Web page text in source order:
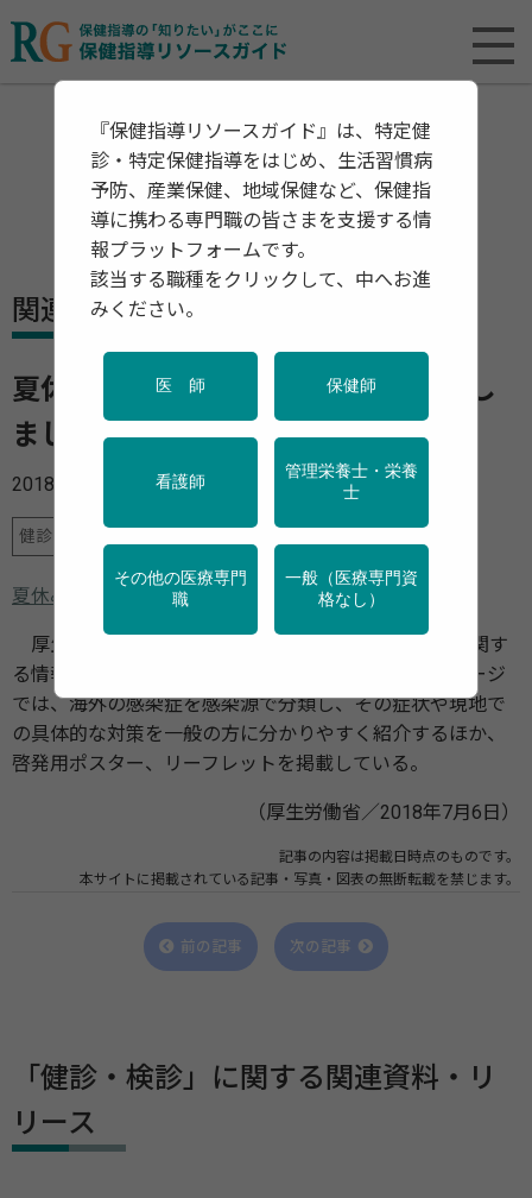
関連資料・リリース
夏休みの海外旅行では感染症に注意し
ましょう
2018年07月10日
健診・検診
夏休みの海外旅行では感染症に注意しましょう
厚生労働省は7月6日に、海外で気を付ける感染症に関す
る情報を提供するホームページを更新した。ホームページ
では、海外の感染症を感染源で分類し、その症状や現地で
の具体的な対策を一般の方に分かりやすく紹介するほか、
啓発用ポスター、リーフレットを掲載している。
（厚生労働省／2018年7月6日）
記事の内容は掲載日時点のものです。
本サイトに掲載されている記事・写真・図表の無断転載を禁じます。
前の記事 次の記事
「健診・検診」に関する関連資料・リ
リース
『保健指導リソースガイド』は、特定健
診・特定保健指導をはじめ、生活習慣病
予防、産業保健、地域保健など、保健指
導に携わる専門職の皆さまを支援する情
報プラットフォームです。
該当する職種をクリックして、中へお進
みください。
医 師 保健師
看護師
管理栄養士・栄養
士
その他の医療専門
職
一般（医療専門資
格なし）